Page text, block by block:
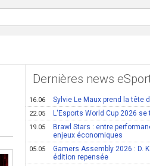
Dernières news
16.06 Sylvie Le Maux prend la tête
22.05 L'Esports World Cup 2026 se
19.05
Brawl Stars : entre
enjeux économiques
05.05
Gamers Assembly 2026 : D.
édition repensée